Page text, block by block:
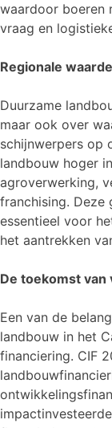
waardoor boeren
vraag en
Regionale
Duurzame
maar ook over
schijnwerpers op
landbouw hoger
agroverwerking,
franchising. Deze
essentieel voor
het aantrekken
De toekomst
Een van de
landbouw in het
financiering. CIF